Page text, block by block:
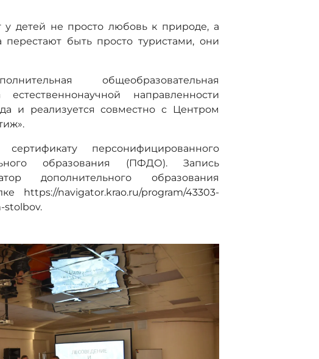
детей не просто любовь к природе, а
перестают быть просто туристами, они
общеобразовательная
направленности
и реализуется совместно с Центром
персонифицированного
образования (ПФДО). Запись
дополнительного образования
https://navigator.krao.ru/program/43303-
stolbov.